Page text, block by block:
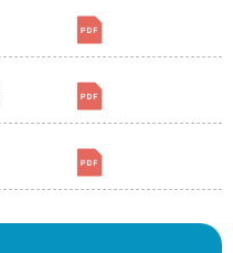
[檔案下載]附件九
[檔案下載]附件十
[檔案下載]附件十